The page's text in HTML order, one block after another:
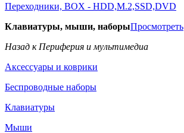
Переходники, BOX - HDD,M.2,SSD,DVD
Клавиатуры, мыши, наборыПросмотреть
Назад к Периферия и мультимедиа
Аксессуары и коврики
Беспроводные наборы
Клавиатуры
Мыши